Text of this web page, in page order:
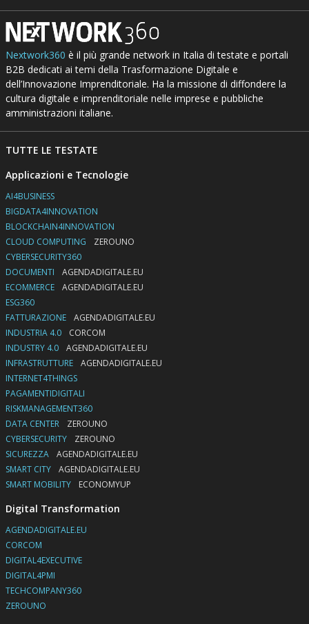
Nextwork360 è il più grande network in Italia di testate e portali
B2B dedicati ai temi della Trasformazione Digitale e
dell’Innovazione Imprenditoriale. Ha la missione di diffondere la
cultura digitale e imprenditoriale nelle imprese e pubbliche
amministrazioni italiane.
TUTTE LE TESTATE
Applicazioni e Tecnologie
AI4BUSINESS
BIGDATA4INNOVATION
BLOCKCHAIN4INNOVATION
CLOUD COMPUTING
ZEROUNO
CYBERSECURITY360
DOCUMENTI
AGENDADIGITALE.EU
ECOMMERCE
AGENDADIGITALE.EU
ESG360
FATTURAZIONE
AGENDADIGITALE.EU
INDUSTRIA 4.0
CORCOM
INDUSTRY 4.0
AGENDADIGITALE.EU
INFRASTRUTTURE
AGENDADIGITALE.EU
INTERNET4THINGS
PAGAMENTIDIGITALI
RISKMANAGEMENT360
DATA CENTER
ZEROUNO
CYBERSECURITY
ZEROUNO
SICUREZZA
AGENDADIGITALE.EU
SMART CITY
AGENDADIGITALE.EU
SMART MOBILITY
ECONOMYUP
Digital Transformation
AGENDADIGITALE.EU
CORCOM
DIGITAL4EXECUTIVE
DIGITAL4PMI
TECHCOMPANY360
ZEROUNO